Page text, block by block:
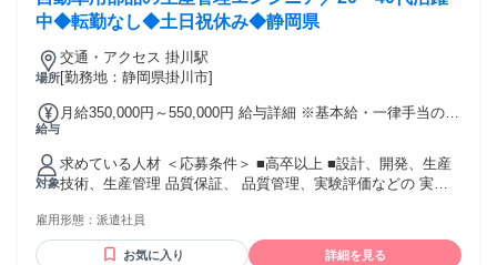
いたします ※経験者積極採用・給与優遇 ※能力・経験を考慮
し当社規定により決定
のキャリアプランに 合わせた案件をご提案しています。 自動
品に携わることで、 1社では得られない経験とスキルを 身に
つけることが可能です。 「初めての転職だから不安」 「経験
ャリア形成をサポートしています。 ＝＝＝＝＝＝＝＝＝＝＝
＝＝＝＝＝＝＝ ・社内にCAD設備を完備 ・eラーニングによ
る無料研修 ・100種類以上の通信教育講座 ・資格試験費用補
★多彩なプロジェクトを経験し、リーダーに。 ★スキルを磨
き続け、最先端の技術に触れる。 ★大手メーカーの正社員へ
転籍。 豊富な選択肢がある当社で、 新しい可能性を拓きませ
中◆転勤なし◆土日祝休み◆静岡県
場所
交通・アクセス 掛川駅
[勤務地：静岡県掛川市]
給与
月給350,000円～550,000円 給与詳細 ※基本給・一律手当の総
手当】 全員に一律で支払われる通勤・皆勤・家族手当金額：
なし 全員に一律で支払われるその他手当金額：あり 1ヶ月あ
たり1万円 ★給与には月1万円の住宅手当が一律で含まれてい
ます 別途、時間外労働分（1分単位で全額支給）、賞与（年2
分単位で計測し、 所定の割増率を乗じた金額で支給 【手当】
対象
求めている人材 ＜応募条件＞ ■高卒以上 ■設計、開発、生産
技術、生産管理 品質保証、 品質管理、実験評価などの 実務
実務経験が浅い方や、 初めての転職される方も歓迎。 ※現在
離職中の方も歓迎。 ＝＝＝＝＝＝＝＝＝＝＝＝＝＝＝＝＝ ▶
雇用形態： 派遣社員
お気に入り 詳細を見る